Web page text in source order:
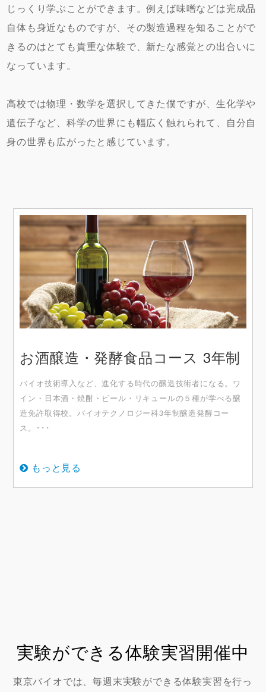
じっくり学ぶことができます。例えば味噌などは完成品
自体も身近なものですが、その製造過程を知ることがで
きるのはとても貴重な体験で、新たな感覚との出合いに
なっています。
高校では物理・数学を選択してきた僕ですが、生化学や
遺伝子など、科学の世界にも幅広く触れられて、自分自
身の世界も広がったと感じています。
お酒醸造・発酵食品コース 3年制
バイオ技術導入など、進化する時代の醸造技術者になる。ワ
イン・日本酒・焼酎・ビール・リキュールの５種が学べる醸
造免許取得校。バイオテクノロジー科3年制醸造発酵コー
ス。･･･
もっと見る
実験ができる体験実習開催中
東京バイオでは、毎週末実験ができる体験実習を行っ